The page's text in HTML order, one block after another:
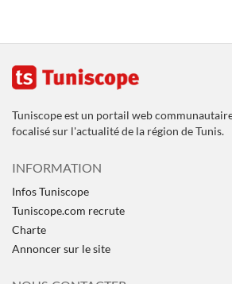
Tuniscope est un portail web
focalisé sur l'actualité de la région de Tunis.
INFORMATION
Infos Tuniscope
Tuniscope.com recrute
Charte
Annoncer sur le site